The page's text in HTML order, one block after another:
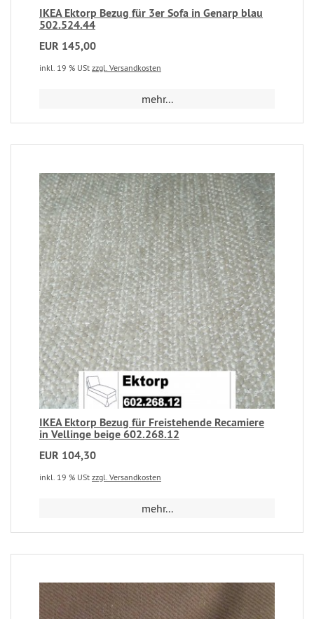
IKEA Ektorp Bezug für 3er Sofa in Genarp blau
502.524.44
EUR 145,00
inkl. 19 % USt zzgl. Versandkosten
mehr...
IKEA Ektorp Bezug für Freistehende Recamiere
in Vellinge beige 602.268.12
EUR 104,30
inkl. 19 % USt zzgl. Versandkosten
mehr...